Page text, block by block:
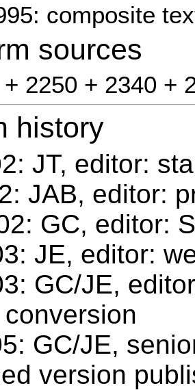
composite
sources
2250 + 2340 +
history
JT, editor:
JAB, editor:
GC, editor:
JE, editor:
GC/JE,
GC/JE,
version